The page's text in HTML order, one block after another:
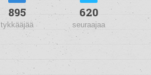
895
tykkääjää
620
seuraajaa